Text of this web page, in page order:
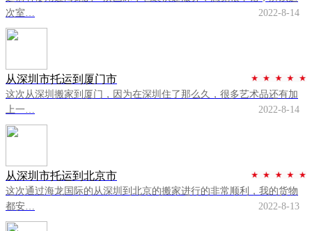
次室…
2022-8-14
从深圳市托运到厦门市
这次从深圳搬家到厦门，因为在深圳住了那么久，很多艺术品还有加
上一…
2022-8-14
从深圳市托运到北京市
这次通过海龙国际的从深圳到北京的搬家进行的非常顺利，我的货物
都安…
2022-8-13